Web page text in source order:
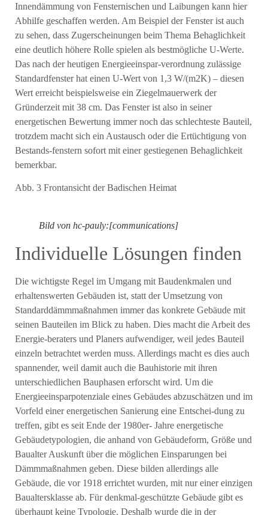
Innendämmung von Fensternischen und Laibungen kann hier
Abhilfe geschaffen werden. Am Beispiel der Fenster ist auch
zu sehen, dass Zugerscheinungen beim Thema Behaglichkeit
eine deutlich höhere Rolle spielen als bestmögliche U-Werte.
Das nach der heutigen Energieeinspar-verordnung zulässige
Standardfenster hat einen U-Wert von 1,3 W/(m2K) – diesen
Wert erreicht beispielsweise ein Ziegelmauerwerk der
Gründerzeit mit 38 cm. Das Fenster ist also in seiner
energetischen Bewertung immer noch das schlechteste Bauteil,
trotzdem macht sich ein Austausch oder die Ertüchtigung von
Bestands-fenstern sofort mit einer gestiegenen Behaglichkeit
bemerkbar.
Abb. 3 Frontansicht der Badischen Heimat
Bild von hc-pauly:[communications]
Individuelle Lösungen finden
Die wichtigste Regel im Umgang mit Baudenkmalen und
erhaltenswerten Gebäuden ist, statt der Umsetzung von
Standarddämmmaßnahmen immer das konkrete Gebäude mit
seinen Bauteilen im Blick zu haben. Dies macht die Arbeit des
Energie-beraters und Planers aufwendiger, weil jedes Bauteil
einzeln betrachtet werden muss. Allerdings macht es dies auch
spannender, weil damit auch die Bauhistorie mit ihren
unterschiedlichen Bauphasen erforscht wird. Um die
Energieeinsparpotenziale eines Gebäudes abzuschätzen und im
Vorfeld einer energetischen Sanierung eine Entschei-dung zu
treffen, gibt es seit Ende der 1980er- Jahre energetische
Gebäudetypologien, die anhand von Gebäudeform, Größe und
Baualter Auskunft über die möglichen Einsparungen bei
Dämmmaßnahmen geben. Diese bilden allerdings alle
Gebäude, die vor 1918 errichtet wurden, mit nur einer einzigen
Baualtersklasse ab. Für denkmal-geschützte Gebäude gibt es
überhaupt keine Typologie. Deshalb wurde die in der